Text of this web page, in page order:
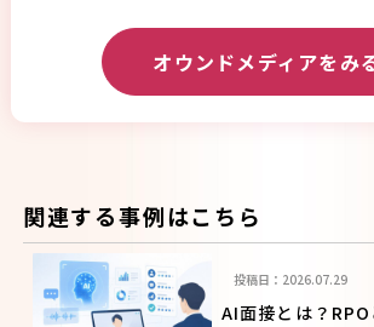
オウンドメディアをみ
関連する事例はこちら
投稿日：2026.07.29
AI面接とは？RPO